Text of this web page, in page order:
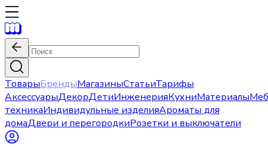
ТоварыБрендыМагазиныСтатьиТарифы
АксессуарыДекорДетиИнженерияКухниМатериалы
техникаИндивидульные изделияАроматы для
домаДвери и перегородкиРозетки и выключатели